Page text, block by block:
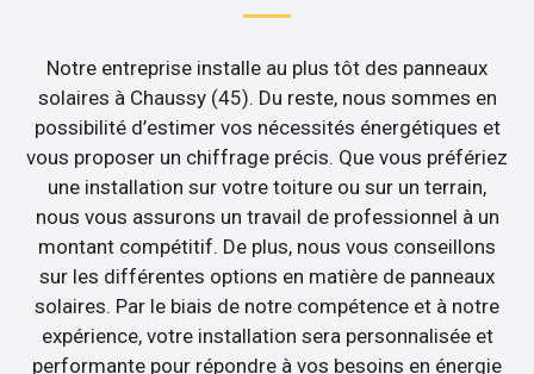
Notre entreprise installe au plus tôt des panneaux
solaires à Chaussy (45). Du reste, nous sommes en
possibilité d’estimer vos nécessités énergétiques et
vous proposer un chiffrage précis. Que vous préfériez
une installation sur votre toiture ou sur un terrain,
nous vous assurons un travail de professionnel à un
montant compétitif. De plus, nous vous conseillons
sur les différentes options en matière de panneaux
solaires. Par le biais de notre compétence et à notre
expérience, votre installation sera personnalisée et
performante pour répondre à vos besoins en énergie